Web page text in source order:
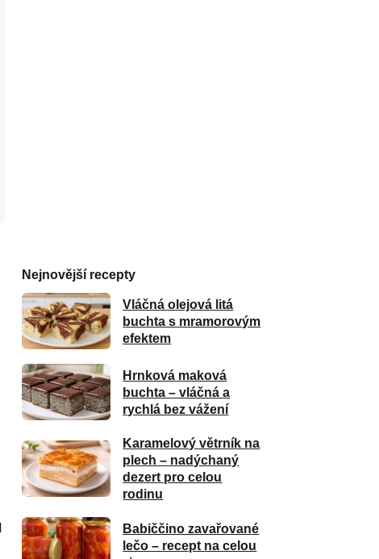
Nejnovější recepty
Vláčná olejová litá
buchta s mramorovým
efektem
Hrnková maková
buchta – vláčná a
rychlá bez vážení
Karamelový větrník na
plech – nadýchaný
dezert pro celou
rodinu
Babiččino zavařované
lečo – recept na celou